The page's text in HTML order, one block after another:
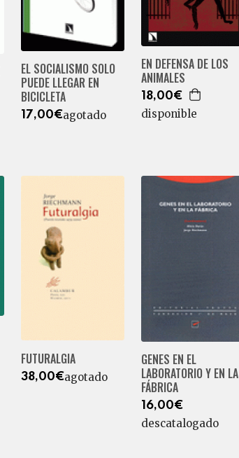
EL SOCIALISMO SOLO
PUEDE LLEGAR EN
BICICLETA
17,00€agotado
EN DEFENSA DE LOS
ANIMALES
18,00€
disponible
FUTURALGIA
38,00€agotado
GENES EN EL
LABORATORIO Y EN LA
FÁBRICA
16,00€
descatalogado